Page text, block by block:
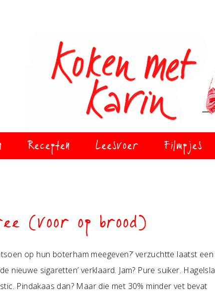
Recepten Leesvoer Filmpjes
(voor op brood)
op hun boterham meegeven?’ verzuchtte laatst een
nieuwe sigaretten’ verklaard. Jam? Pure suiker.
Pindakaas dan? Maar die met 30% minder vet bevat